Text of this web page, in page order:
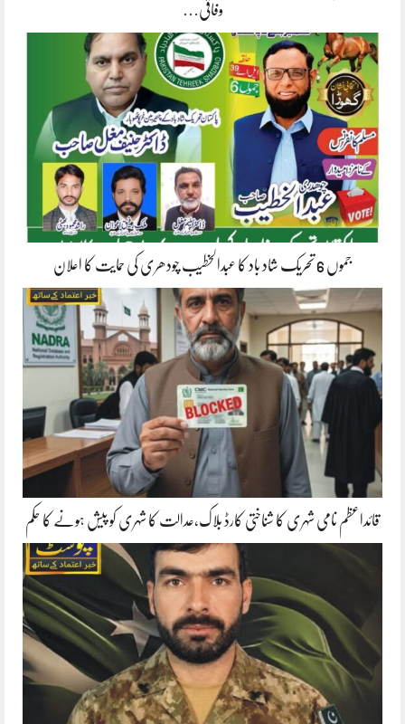
وفاقی…
جموں 6 تحریک شاد باد کا عبدالخطیب چودھری کی حمایت کا اعلان
قائداعظم نامی شہری کا شناختی کارڈ بلاک،عدالت کا شہری کو پیش ہونے کا حکم